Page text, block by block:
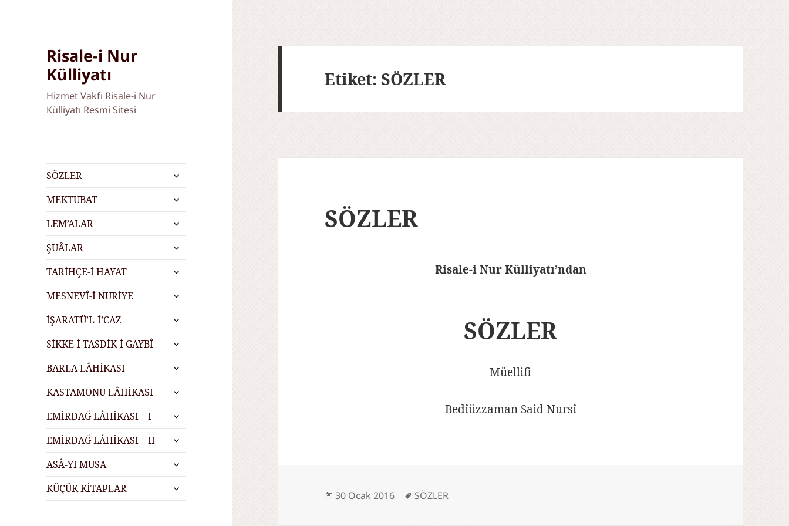
Risale-i Nur
Külliyatı
Hizmet Vakfı Risale-i Nur
Külliyatı Resmi Sitesi
SÖZLER
alt
menüyü
genişlet
MEKTUBAT
alt
menüyü
genişlet
LEM’ALAR
alt
menüyü
genişlet
ŞUÂLAR
alt
menüyü
genişlet
TARİHÇE-İ HAYAT
alt
menüyü
genişlet
MESNEVÎ-İ NURİYE
alt
menüyü
genişlet
İŞARATÜ’L-İ’CAZ
alt
menüyü
genişlet
SİKKE-İ TASDİK-İ GAYBÎ
alt
menüyü
genişlet
BARLA LÂHİKASI
alt
menüyü
genişlet
KASTAMONU LÂHİKASI
alt
menüyü
genişlet
EMİRDAĞ LÂHİKASI – I
alt
menüyü
genişlet
EMİRDAĞ LÂHİKASI – II
alt
menüyü
genişlet
ASÂ-YI MUSA
alt
menüyü
genişlet
KÜÇÜK KİTAPLAR
alt
menüyü
Etiket:SÖZLER
SÖZLER
Risale-i Nur Külliyatı’ndan
SÖZLER
Müellifi
Bedîüzzaman Said Nursî
Yayın
30 Ocak 2016 Etiketler
SÖZLER